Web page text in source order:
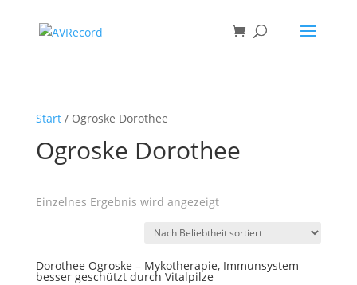
Start/ Ogroske Dorothee
Ogroske Dorothee
Einzelnes Ergebnis wird angezeigt
Dorothee Ogroske – Mykotherapie, Immunsystem
besser geschützt durch Vitalpilze